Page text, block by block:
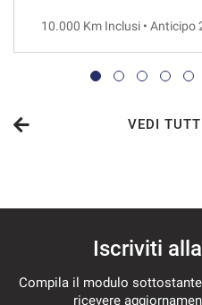
10.000 Km Inclusi • Anticipo
VEDI
Iscriviti
Compila il modulo
ricevere